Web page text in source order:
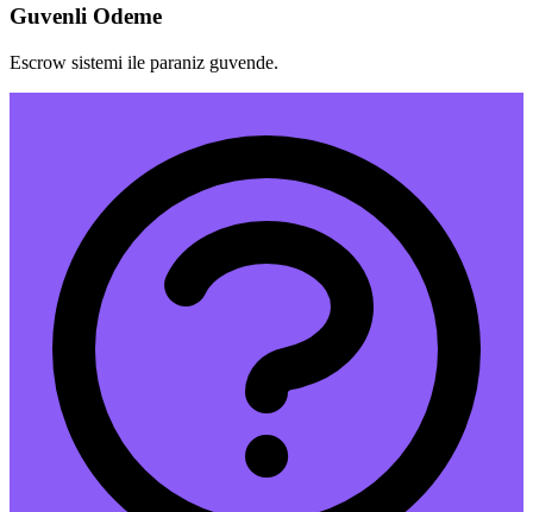
Guvenli Odeme
Escrow sistemi ile paraniz guvende.